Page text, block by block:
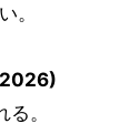
。
2026)
。